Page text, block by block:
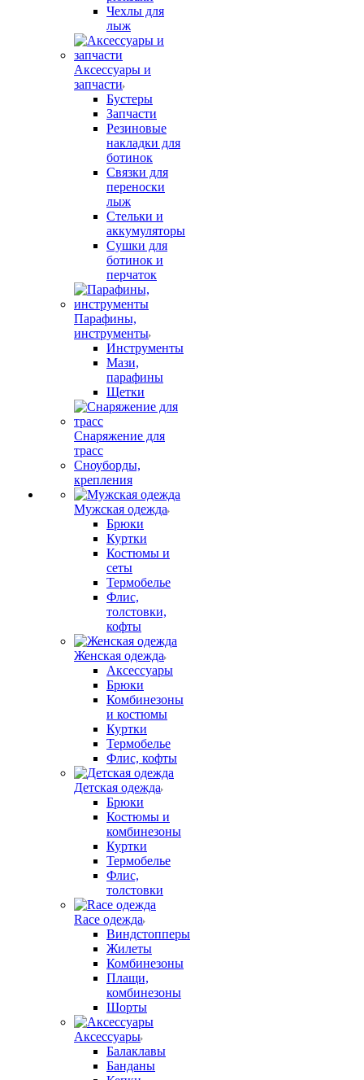
Чехлы для
лыж
Аксессуары и
запчасти
Бустеры
Запчасти
Резиновые
накладки для
ботинок
Связки для
переноски
лыж
Стельки и
аккумуляторы
Сушки для
ботинок и
перчаток
Парафины,
инструменты
Инструменты
Мази,
парафины
Щетки
Снаряжение для
трасс
Сноуборды,
крепления
Мужская одежда
Брюки
Куртки
Костюмы и
сеты
Термобелье
Флис,
толстовки,
кофты
Женская одежда
Аксессуары
Брюки
Комбинезоны
и костюмы
Куртки
Термобелье
Флис, кофты
Детская одежда
Брюки
Костюмы и
комбинезоны
Куртки
Термобелье
Флис,
толстовки
Race одежда
Виндстопперы
Жилеты
Комбинезоны
Плащи,
комбинезоны
Шорты
Аксессуары
Балаклавы
Банданы